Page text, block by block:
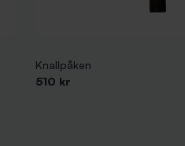
Knallpåken
510 kr